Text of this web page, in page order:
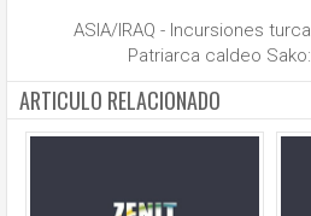
ASIA/IRAQ - Incursiones
Patriarca caldeo
ARTICULO RELACIONADO